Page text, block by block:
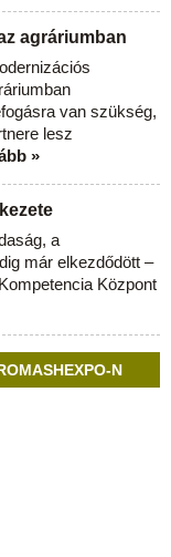
agráriumban
van szükség,
lesz
»
a
már elkezdődött –
Központ
N